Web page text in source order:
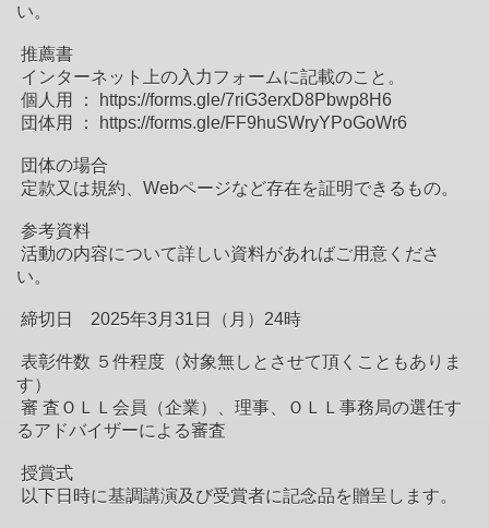
い。
推薦書
インターネット上の入力フォームに記載のこと。
個人用 ： https://forms.gle/7riG3erxD8Pbwp8H6
団体用 ： https://forms.gle/FF9huSWryYPoGoWr6
団体の場合
定款又は規約、Webページなど存在を証明できるもの。
参考資料
活動の内容について詳しい資料があればご用意くださ
い。
締切日 2025年3月31日（月）24時
表彰件数 ５件程度（対象無しとさせて頂くこともありま
す）
審 査ＯＬＬ会員（企業）、理事、ＯＬＬ事務局の選任す
るアドバイザーによる審査
授賞式
以下日時に基調講演及び受賞者に記念品を贈呈します。